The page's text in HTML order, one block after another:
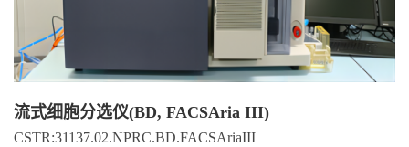
流式细胞分选仪(BD, FACSAria III)
CSTR:31137.02.NPRC.BD.FACSAriaIII